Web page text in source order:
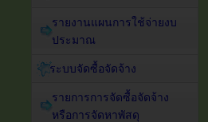
รายงานแผนการใช้จ่ายงบ
ประมาณ
ระบบจัดซื้อจัดจ้าง
รายการการจัดซื้อจัดจ้าง
หรือการจัดหาพัสดุ